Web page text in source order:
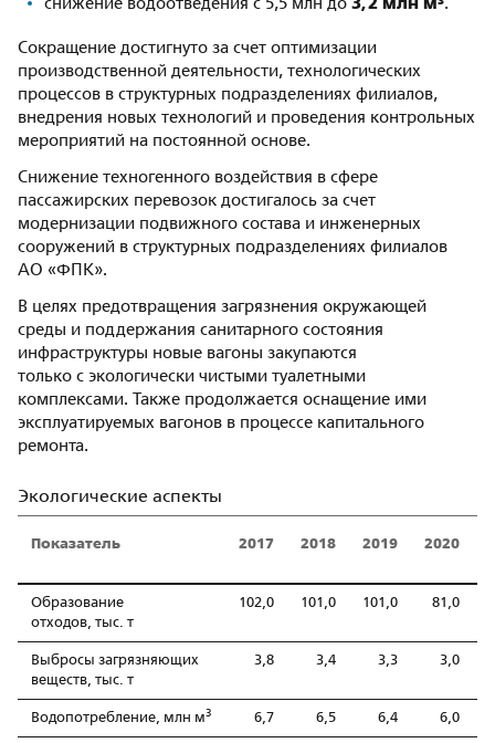
снижение водоотведения с 5,5 млн до
.
Сокращение достигнуто за счет оптимизации
производственной деятельности, технологических
процессов в структурных подразделениях филиалов,
внедрения новых технологий и проведения контрольных
мероприятий на постоянной основе.
Снижение техногенного воздействия в сфере
пассажирских перевозок достигалось за счет
модернизации подвижного состава и инженерных
сооружений в структурных подразделениях филиалов
АО «ФПК».
В целях предотвращения загрязнения окружающей
среды и поддержания санитарного состояния
инфраструктуры новые вагоны закупаются
только с экологически чистыми туалетными
комплексами. Также продолжается оснащение ими
эксплуатируемых вагонов в процессе капитального
ремонта.
Экологические аспекты
Показатель 2017 2018 2019 2020
Образование
отходов, тыс. т
102,0 101,0 101,0 81,0
Выбросы загрязняющих
веществ, тыс. т
3,8 3,4 3,3 3,0
Водопотребление, млн м3 6,7 6,5 6,4 6,0